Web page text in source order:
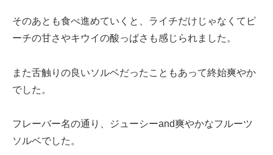
そのあとも食べ進めていくと、ライチだけじゃなくてピ
ーチの甘さやキウイの酸っぱさも感じられました。
また舌触りの良いソルベだったこともあって終始爽やか
でした。
フレーバー名の通り、ジューシーand爽やかなフルーツ
ソルベでした。